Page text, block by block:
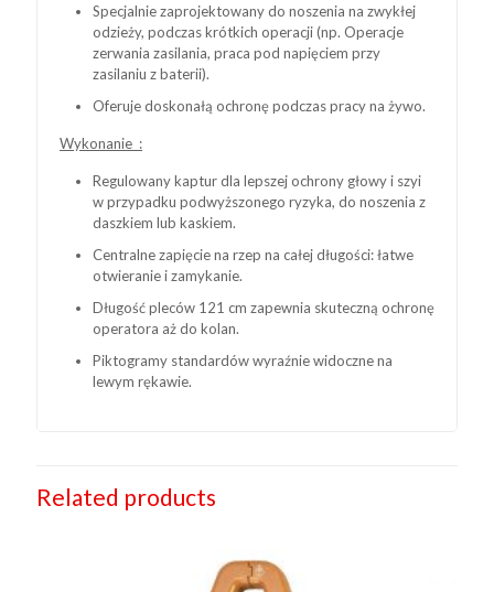
Specjalnie zaprojektowany do noszenia na zwykłej
odzieży, podczas krótkich operacji (np. Operacje
zerwania zasilania, praca pod napięciem przy
zasilaniu z baterii).
Oferuje doskonałą ochronę podczas pracy na żywo.
Wykonanie :
Regulowany kaptur dla lepszej ochrony głowy i szyi
w przypadku podwyższonego ryzyka, do noszenia z
daszkiem lub kaskiem.
Centralne zapięcie na rzep na całej długości: łatwe
otwieranie i zamykanie.
Długość pleców 121 cm zapewnia skuteczną ochronę
operatora aż do kolan.
Piktogramy standardów wyraźnie widoczne na
lewym rękawie.
Related products